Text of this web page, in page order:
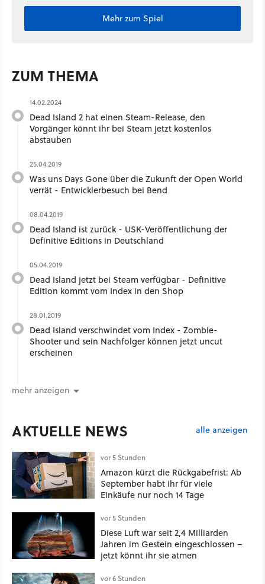
Mehr zum Spiel
ZUM THEMA
14.02.2024
Dead Island 2 hat einen Steam-Release, den
Vorgänger könnt ihr bei Steam jetzt kostenlos
abstauben
25.04.2019
Was uns Days Gone über die Zukunft der Open World
verrät - Entwicklerbesuch bei Bend
08.04.2019
Dead Island ist zurück - USK-Veröffentlichung der
Definitive Editions in Deutschland
05.04.2019
Dead Island jetzt bei Steam verfügbar - Definitive
Edition kommt vom Index in den Shop
28.01.2019
Dead Island verschwindet vom Index - Zombie-
Shooter und sein Nachfolger können jetzt uncut
erscheinen
mehr anzeigen
AKTUELLE NEWS alle anzeigen
vor 5 Stunden
Amazon kürzt die Rückgabefrist: Ab
September habt ihr für viele
Einkäufe nur noch 14 Tage
vor 5 Stunden
Diese Luft war seit 2,4 Milliarden
Jahren im Gestein eingeschlossen –
jetzt könnt ihr sie atmen
vor 6 Stunden